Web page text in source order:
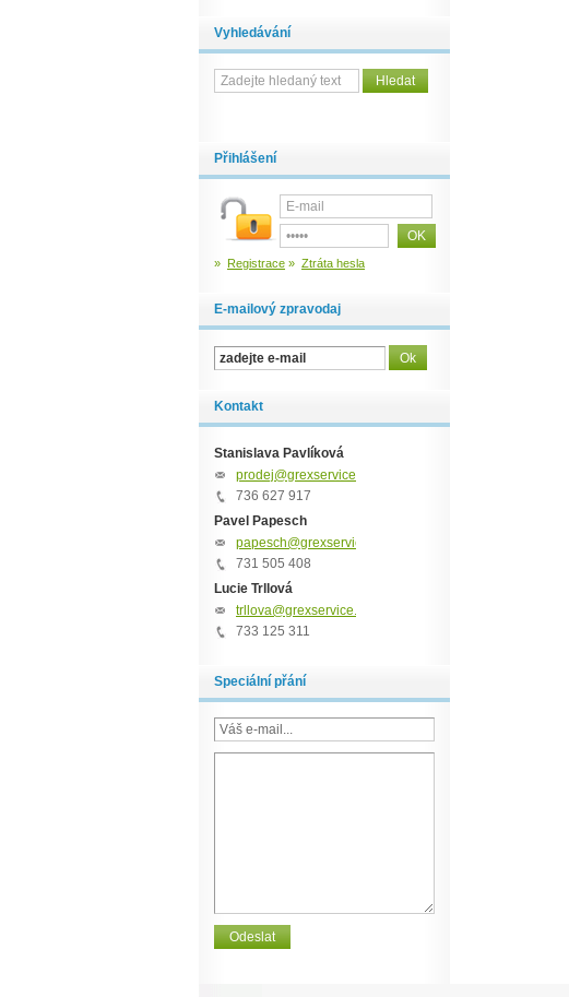
Vyhledávání
Přihlášení
» Registrace » Ztráta hesla
E-mailový zpravodaj
Kontakt
Stanislava Pavlíková
prodej@grexservice.cz
736 627 917
Pavel Papesch
papesch@grexservice.cz
731 505 408
Lucie Trllová
trllova@grexservice.cz
733 125 311
Speciální přání